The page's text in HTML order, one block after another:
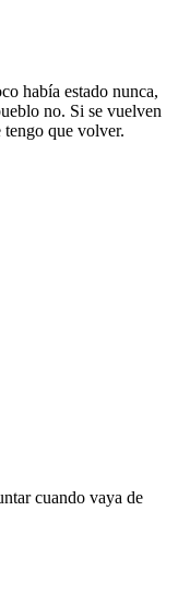
había estado nunca,
no. Si se vuelven
tengo que volver.
cuando vaya de